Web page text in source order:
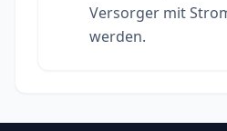
Versorger mit
werden.